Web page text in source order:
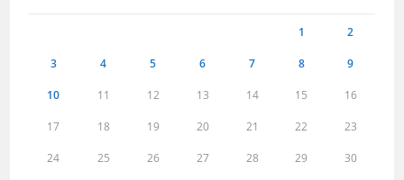
1 2
3 4 5 6 7 8 9
10 11 12 13 14 15 16
17 18 19 20 21 22 23
24 25 26 27 28 29 30